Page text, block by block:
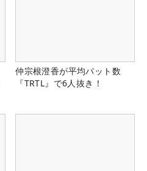
仲宗根澄香が平均パット数
『TRTL』で6人抜き！